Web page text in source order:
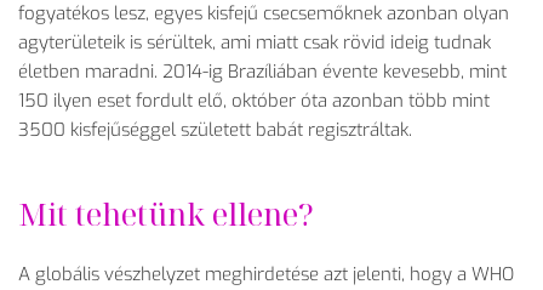
fogyatékos lesz, egyes kisfejű csecsemőknek azonban olyan
agyterületeik is sérültek, ami miatt csak rövid ideig tudnak
életben maradni. 2014-ig Brazíliában évente kevesebb, mint
150 ilyen eset fordult elő, október óta azonban több mint
3500 kisfejűséggel született babát regisztráltak.
Mit tehetünk ellene?
A globális vészhelyzet meghirdetése azt jelenti, hogy a WHO